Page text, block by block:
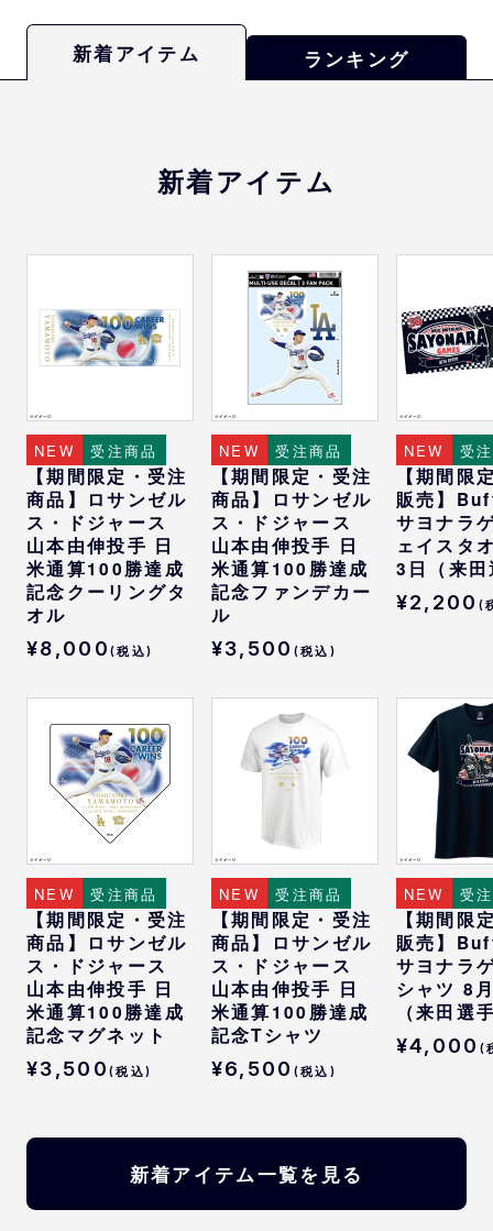
程、宜しくお願いいたします。
新着アイテム ランキング
新着アイテム
NEW 受注商品
【期間限定・受注
商品】ロサンゼル
ス・ドジャース
山本由伸投手 日
米通算100勝達成
記念クーリングタ
オル
¥8,000 (税込)
NEW 受注商品
【期間限定・受注
商品】ロサンゼル
ス・ドジャース
山本由伸投手 日
米通算100勝達成
記念マグネット
¥3,500 (税込)
NEW 受注商品
【期間限定・受注
商品】ロサンゼル
ス・ドジャース
山本由伸投手 日
米通算100勝達成
記念ファンデカー
ル
¥3,500 (税込)
NEW 受注商品
【期間限定・受注
商品】ロサンゼル
ス・ドジャース
山本由伸投手 日
米通算100勝達成
記念Tシャツ
¥6,500 (税込)
NEW 受
【期間限
販売】
サヨナラ
ェイスタ
3日（来
¥2,200 (
NEW 受
【期間限
販売】
サヨナラ
シャツ 8
（来田選
¥4,000 (
新着アイテム一覧を見る